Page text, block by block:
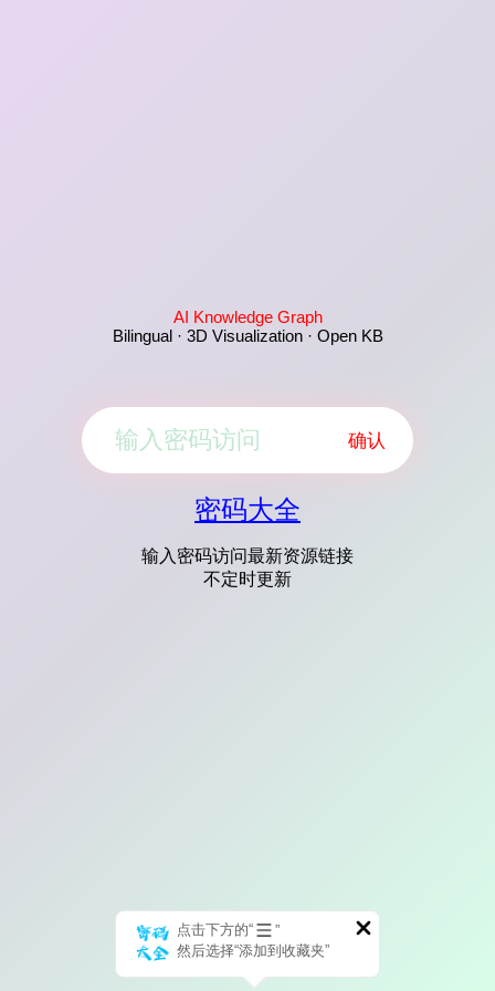
AI Knowledge Graph
Bilingual · 3D Visualization · Open KB
确认
密码大全
输入密码访问最新资源链接
不定时更新
点击下方的“
”
然后选择“添加到收藏夹”